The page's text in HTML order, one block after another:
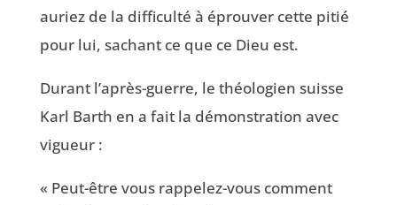
auriez de la difficulté à éprouver cette pitié
pour lui, sachant ce que ce Dieu est.
Durant l’après-guerre, le théologien suisse
Karl Barth en a fait la démonstration avec
vigueur :
« Peut-être vous rappelez-vous comment